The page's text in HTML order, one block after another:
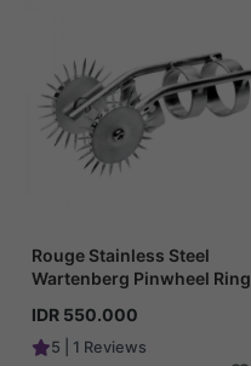
Rouge Stainless Steel
Wartenberg Pinwheel Ring
IDR 550.000
5 | 1 Reviews